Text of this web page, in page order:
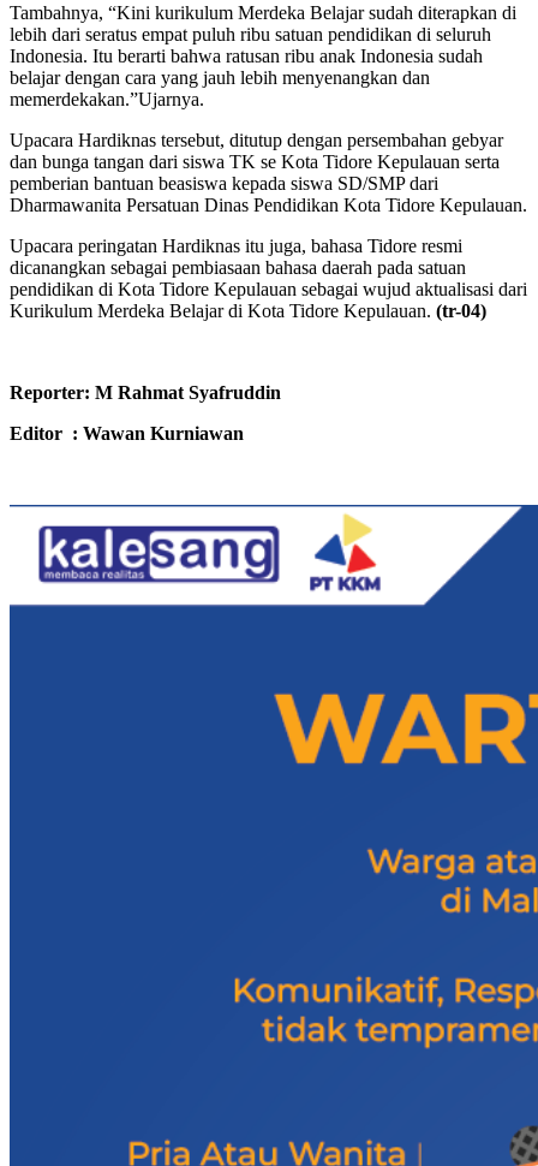
Tambahnya, “Kini kurikulum Merdeka Belajar sudah diterapkan di
lebih dari seratus empat puluh ribu satuan pendidikan di seluruh
Indonesia. Itu berarti bahwa ratusan ribu anak Indonesia sudah
belajar dengan cara yang jauh lebih menyenangkan dan
memerdekakan.”Ujarnya.
Upacara Hardiknas tersebut, ditutup dengan persembahan gebyar
dan bunga tangan dari siswa TK se Kota Tidore Kepulauan serta
pemberian bantuan beasiswa kepada siswa SD/SMP dari
Dharmawanita Persatuan Dinas Pendidikan Kota Tidore Kepulauan.
Upacara peringatan Hardiknas itu juga, bahasa Tidore resmi
dicanangkan sebagai pembiasaan bahasa daerah pada satuan
pendidikan di Kota Tidore Kepulauan sebagai wujud aktualisasi dari
Kurikulum Merdeka Belajar di Kota Tidore Kepulauan. (tr-04)
Reporter: M Rahmat Syafruddin
Editor : Wawan Kurniawan